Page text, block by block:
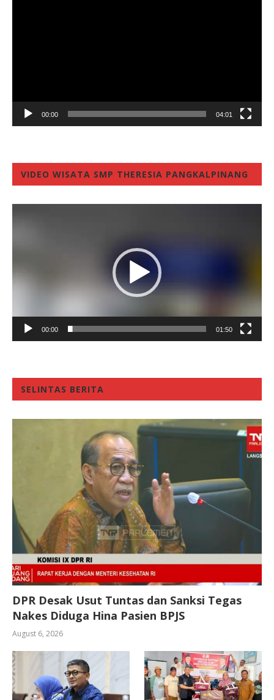
00:00 04:01
VIDEO WISATA SMP THERESIA PANGKALPINANG
00:00 01:50
SELINTAS BERITA
DPR Desak Usut Tuntas dan Sanksi Tegas
Nakes Diduga Hina Pasien BPJS
August 6, 2026